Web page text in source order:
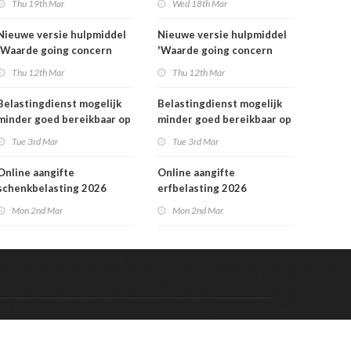
Thu 19th Mar
versie hulpmiddel
going concern
Thu 12th Mar
mogelijk
goed bereikbaar op
Tue 3rd Mar
aangifte
2026
Mon 2nd Mar
Wed 18th Mar
Nieuwe versie hulpmiddel
'Waarde going concern
Thu 12th Mar
Belastingdienst mogelijk
minder goed bereikbaar op
Tue 3rd Mar
Online aangifte
erfbelasting 2026
Mon 2nd Mar